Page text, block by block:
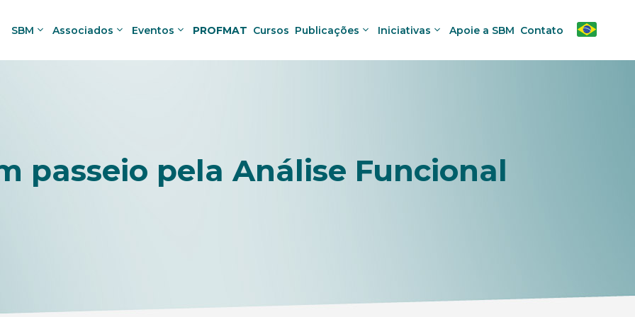
SBM Associados Eventos PROFMAT Cursos Publicações Iniciativas Apoie a SBM Contato
passeio pela Análise Funcional